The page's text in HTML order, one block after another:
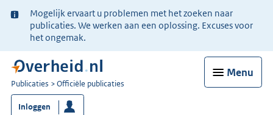
Ter
informatie:
Mogelijk ervaart u problemen met het zoeken naar
publicaties. We werken aan een oplossing. Excuses voor
het ongemak.
Menu
U
bent
nu
Publicaties Officiële publicaties
Inloggen